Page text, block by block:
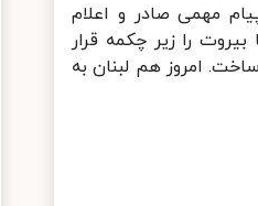
مهمی صادر و اعلام
را زیر چکمه قرار
امروز هم لبنان به